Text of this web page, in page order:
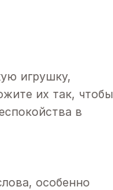
игрушку,
их так, чтобы
в
особенно